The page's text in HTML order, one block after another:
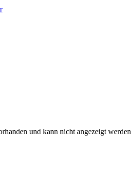
und kann nicht angezeigt werden